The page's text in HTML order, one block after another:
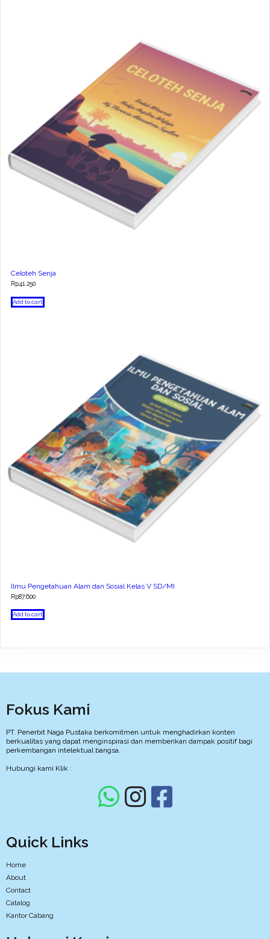
Celoteh Senja
Rp41.250
Add to cart
Ilmu Pengetahuan Alam dan Sosial Kelas V SD/MI
Rp87.600
Add to cart
Fokus Kami
PT. Penerbit Naga Pustaka berkomitmen untuk menghadirkan konten
berkualitas yang dapat menginspirasi dan memberikan dampak positif bagi
perkembangan intelektual bangsa.
Hubungi kami Klik :
Quick Links
Home
About
Contact
Catalog
Kantor Cabang